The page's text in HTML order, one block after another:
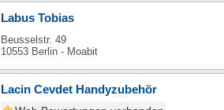
Labus Tobias
Beusselstr. 49
10553 Berlin - Moabit
Lacin Cevdet Handyzubehör